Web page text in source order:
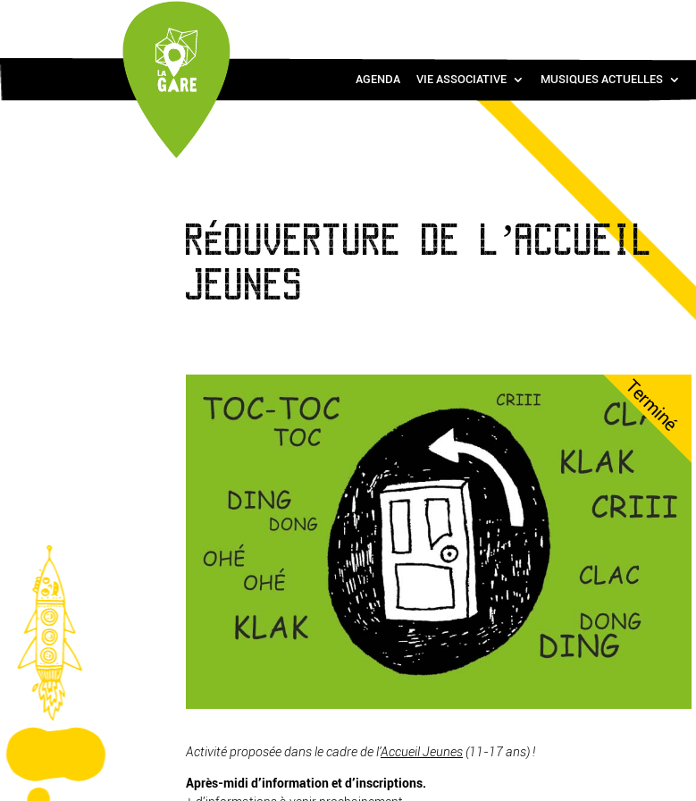
AGENDA VIE ASSOCIATIVE MUSIQUES ACTUELLES
RÉOUVERTURE DE L’ACCUEIL
JEUNES
Terminé
Activité proposée dans le cadre de l’Accueil Jeunes(11-17 ans) !
Après-midi d’information et d’inscriptions.